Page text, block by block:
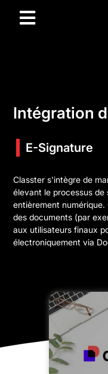
Intégration
E-Signature
Classter s'intègre de
élevant le processus
entièrement
des documents (par
aux utilisateurs finaux
électroniquement via